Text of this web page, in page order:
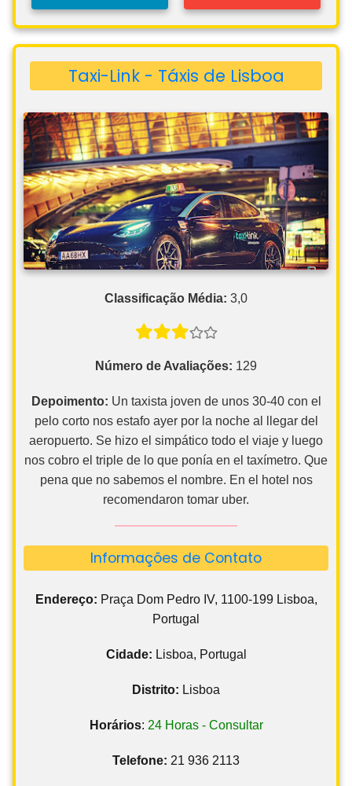
Taxi-Link - Táxis de Lisboa
Classificação Média: 3,0
Número de Avaliações: 129
Depoimento: Un taxista joven de unos 30-40 con el
pelo corto nos estafo ayer por la noche al llegar del
aeropuerto. Se hizo el simpático todo el viaje y luego
nos cobro el triple de lo que ponía en el taxímetro. Que
pena que no sabemos el nombre. En el hotel nos
recomendaron tomar uber.
Informações de Contato
Endereço: Praça Dom Pedro IV, 1100-199 Lisboa,
Portugal
Cidade: Lisboa, Portugal
Distrito: Lisboa
Horários: 24 Horas - Consultar
Telefone: 21 936 2113